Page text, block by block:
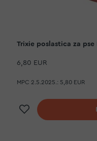
Trixie poslastica za
6,80 EUR
MPC 2.5.2025.: 5,80 EUR
Dodaj na